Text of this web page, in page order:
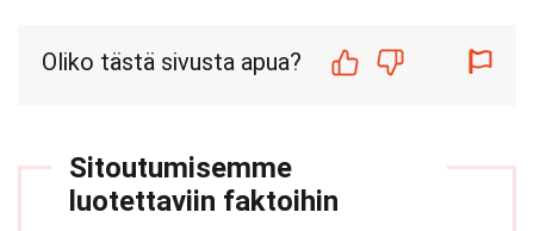
Oliko tästä sivusta apua?
Sitoutumisemme
luotettaviin faktoihin